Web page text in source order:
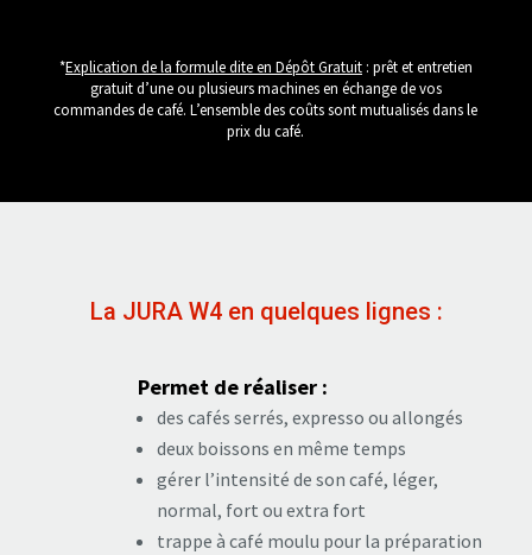
*Explication de la formule dite en Dépôt Gratuit: prêt et entretien
gratuit d’une ou plusieurs machines en échange de vos
commandes de café. L’ensemble des coûts sont mutualisés dans le
prix du café.
La JURA W4 en quelques lignes :
Permet de réaliser :
des cafés serrés, expresso ou allongés
deux boissons en même temps
gérer l’intensité de son café, léger,
normal, fort ou extra fort
trappe à café moulu pour la préparation